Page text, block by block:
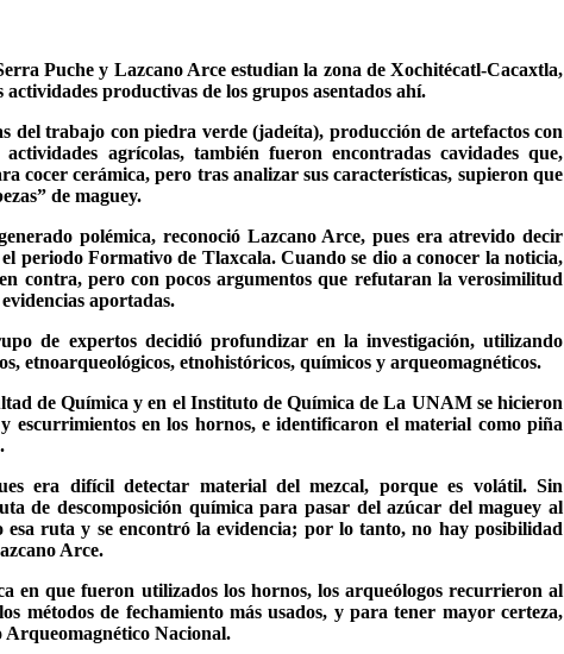
Puche y Lazcano Arce estudian la zona de Xochitécatl-Cacaxtla,
actividades productivas de los grupos asentados ahí.
del trabajo con piedra verde (jadeíta), producción de artefactos con
agrícolas, también fueron encontradas cavidades que,
cocer cerámica, pero tras analizar sus características, supieron que
de maguey.
polémica, reconoció Lazcano Arce, pues era atrevido decir
periodo Formativo de Tlaxcala. Cuando se dio a conocer la noticia,
contra, pero con pocos argumentos que refutaran la verosimilitud
aportadas.
de expertos decidió profundizar en la investigación, utilizando
etnoarqueológicos, etnohistóricos, químicos y arqueomagnéticos.
de Química y en el Instituto de Química de La UNAM se hicieron
escurrimientos en los hornos, e identificaron el material como piña
era difícil detectar material del mezcal, porque es volátil. Sin
de descomposición química para pasar del azúcar del maguey al
esa ruta y se encontró la evidencia; por lo tanto, no hay posibilidad
Arce.
en que fueron utilizados los hornos, los arqueólogos recurrieron al
métodos de fechamiento más usados, y para tener mayor certeza,
Arqueomagnético Nacional.